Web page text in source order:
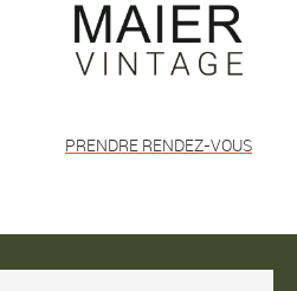
PRENDRE RENDEZ-VOUS